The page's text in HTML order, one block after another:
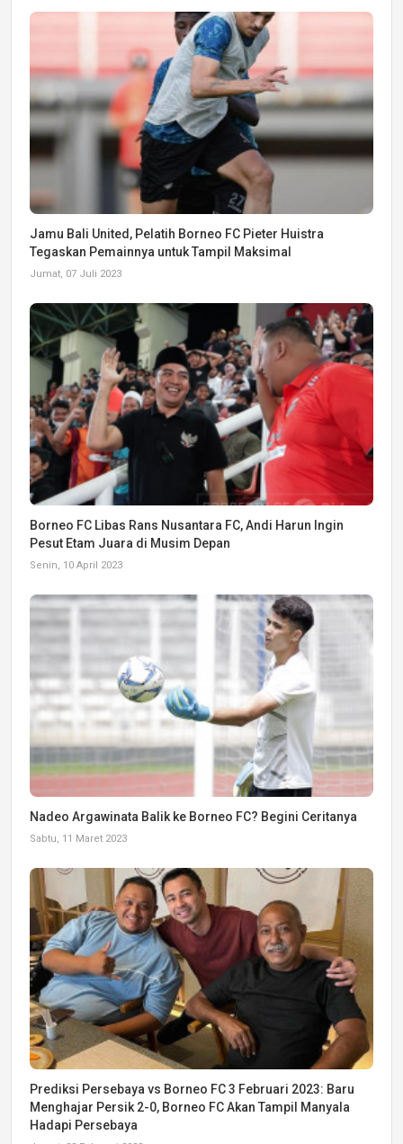
Jamu Bali United, Pelatih Borneo FC Pieter Huistra
Tegaskan Pemainnya untuk Tampil Maksimal
Jumat, 07 Juli 2023
Borneo FC Libas Rans Nusantara FC, Andi Harun Ingin
Pesut Etam Juara di Musim Depan
Senin, 10 April 2023
Nadeo Argawinata Balik ke Borneo FC? Begini Ceritanya
Sabtu, 11 Maret 2023
Prediksi Persebaya vs Borneo FC 3 Februari 2023: Baru
Menghajar Persik 2-0, Borneo FC Akan Tampil Manyala
Hadapi Persebaya